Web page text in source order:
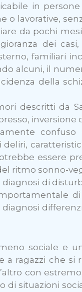
in
o lavorative,
da pochi
dei
familiari
alcuni, il
della
descritti da
inversione
essere
ritmo sonno-
di
di
sociale e
ragazzi che si
con
di situazioni